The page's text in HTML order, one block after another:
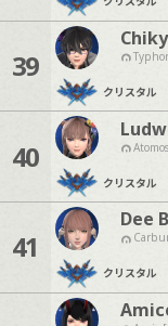
39
クリスタル
40
クリスタル
41
Dee
クリスタル